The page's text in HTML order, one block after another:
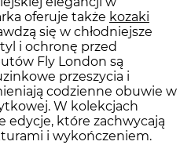
oferuje także kozaki
się w chłodniejsze
i ochronę przed
Fly London są
przeszycia i
codzienne obuwie w
W kolekcjach
edycje, które zachwycają
i wykończeniem.